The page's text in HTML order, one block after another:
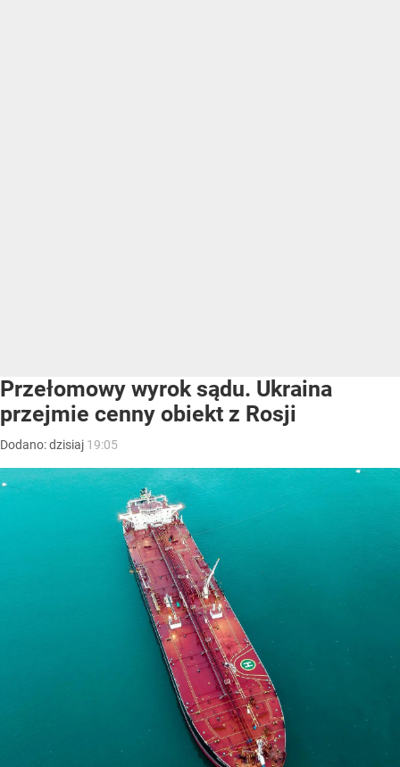
Przełomowy wyrok sądu. Ukraina
przejmie cenny obiekt z Rosji
Dodano:dzisiaj 19:05